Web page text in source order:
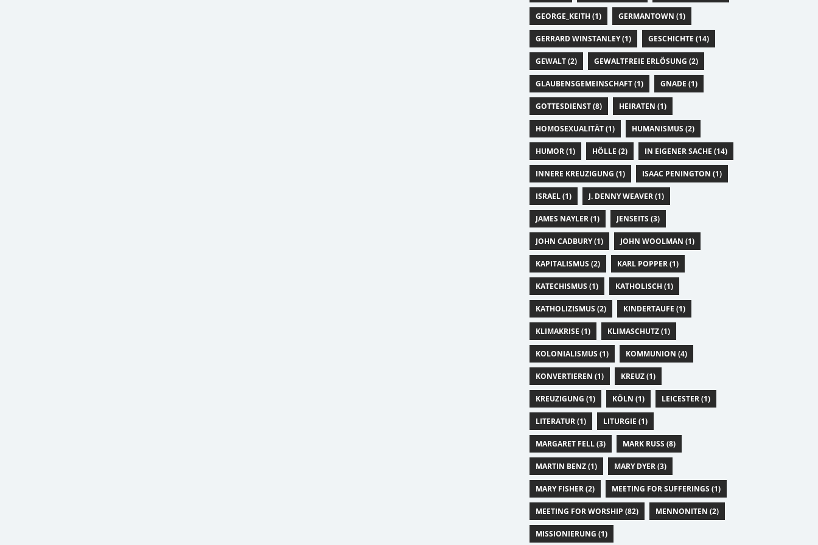
GEORGE_KEITH (1) GERMANTOWN (1)
GERRARD WINSTANLEY (1) GESCHICHTE (14)
GEWALT (2) GEWALTFREIE ERLÖSUNG (2)
GLAUBENSGEMEINSCHAFT (1) GNADE (1)
GOTTESDIENST (8) HEIRATEN (1)
HOMOSEXUALITÄT (1) HUMANISMUS (2)
HUMOR (1) HÖLLE (2) IN EIGENER SACHE (14)
INNERE KREUZIGUNG (1) ISAAC PENINGTON (1)
ISRAEL (1) J. DENNY WEAVER (1)
JAMES NAYLER (1) JENSEITS (3)
JOHN CADBURY (1) JOHN WOOLMAN (1)
KAPITALISMUS (2) KARL POPPER (1)
KATECHISMUS (1) KATHOLISCH (1)
KATHOLIZISMUS (2) KINDERTAUFE (1)
KLIMAKRISE (1) KLIMASCHUTZ (1)
KOLONIALISMUS (1) KOMMUNION (4)
KONVERTIEREN (1) KREUZ (1)
KREUZIGUNG (1) KÖLN (1) LEICESTER (1)
LITERATUR (1) LITURGIE (1)
MARGARET FELL (3) MARK RUSS (8)
MARTIN BENZ (1) MARY DYER (3)
MARY FISHER (2) MEETING FOR SUFFERINGS (1)
MEETING FOR WORSHIP (82) MENNONITEN (2)
MISSIONIERUNG (1)